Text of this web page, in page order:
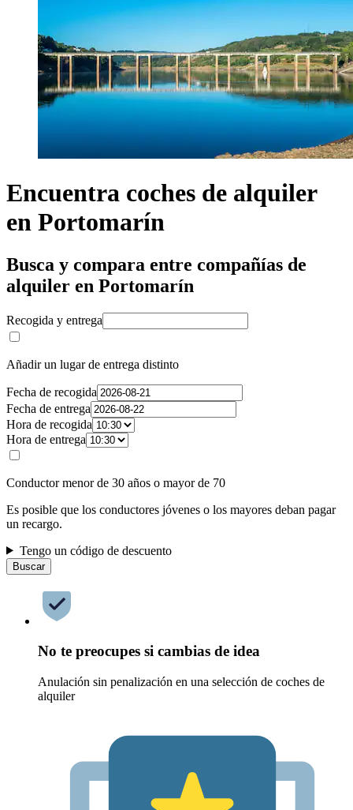
Encuentra coches de alquiler
en Portomarín
Busca y compara entre compañías de
alquiler en Portomarín
Recogida y entrega
Añadir un lugar de entrega distinto
Fecha de recogida
Fecha de entrega
Hora de recogida
Hora de entrega
Conductor menor de 30 años o mayor de 70
Es posible que los conductores jóvenes o los mayores deban pagar
un recargo.
Tengo un código de descuento
Buscar
No te preocupes si cambias de idea
Anulación sin penalización en una selección de coches de
alquiler